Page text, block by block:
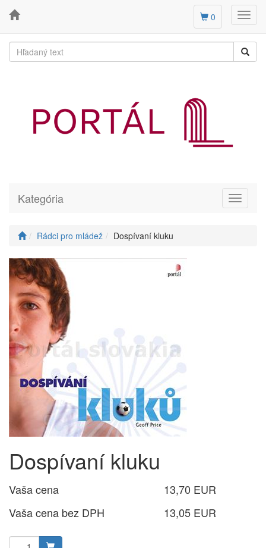
0
Toggle
Kategória
Rádci pro mládež Dospívaní kluku
Dospívaní kluku
Vaša cena
13,70 EUR
Vaša cena bez DPH
13,05 EUR